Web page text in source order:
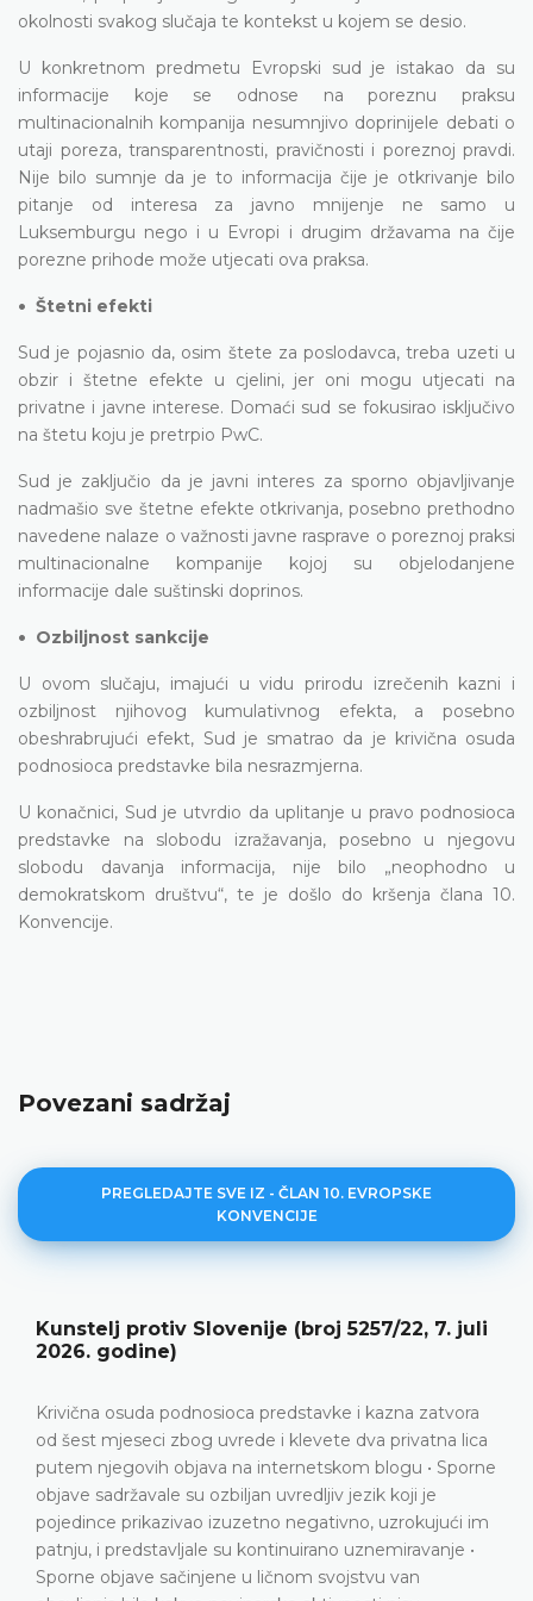
okolnosti svakog slučaja te kontekst u kojem se desio.
U konkretnom predmetu Evropski sud je istakao da su
informacije koje se odnose na poreznu praksu
multinacionalnih kompanija nesumnjivo doprinijele debati o
utaji poreza, transparentnosti, pravičnosti i poreznoj pravdi.
Nije bilo sumnje da je to informacija čije je otkrivanje bilo
pitanje od interesa za javno mnijenje ne samo u
Luksemburgu nego i u Evropi i drugim državama na čije
porezne prihode može utjecati ova praksa.
• Štetni efekti
Sud je pojasnio da, osim štete za poslodavca, treba uzeti u
obzir i štetne efekte u cjelini, jer oni mogu utjecati na
privatne i javne interese. Domaći sud se fokusirao isključivo
na štetu koju je pretrpio PwC.
Sud je zaključio da je javni interes za sporno objavljivanje
nadmašio sve štetne efekte otkrivanja, posebno prethodno
navedene nalaze o važnosti javne rasprave o poreznoj praksi
multinacionalne kompanije kojoj su objelodanjene
informacije dale suštinski doprinos.
• Ozbiljnost sankcije
U ovom slučaju, imajući u vidu prirodu izrečenih kazni i
ozbiljnost njihovog kumulativnog efekta, a posebno
obeshrabrujući efekt, Sud je smatrao da je krivična osuda
podnosioca predstavke bila nesrazmjerna.
U konačnici, Sud je utvrdio da uplitanje u pravo podnosioca
predstavke na slobodu izražavanja, posebno u njegovu
slobodu davanja informacija, nije bilo „neophodno u
demokratskom društvu“, te je došlo do kršenja člana 10.
Konvencije.
Povezani sadržaj
PREGLEDAJTE SVE IZ - ČLAN 10. EVROPSKE
KONVENCIJE
Miladze protiv Gruzije (broj 41585/23, 19.
2026. godine)
podnosiocu predstavke zbog objavljivanja TikTok videa
koji sadrži izuzetno grube i seksualno eksplicitne
upućene prepoznatljivim javnim službenicima u
kontekstu javne debate o reformi gradskog prijevoza •
Grubi verbalni napadi usmjereni prvenstveno na
bezobzirno omalovažavanje određenih javnih
službenika • Nema elemenata političke ili društvene